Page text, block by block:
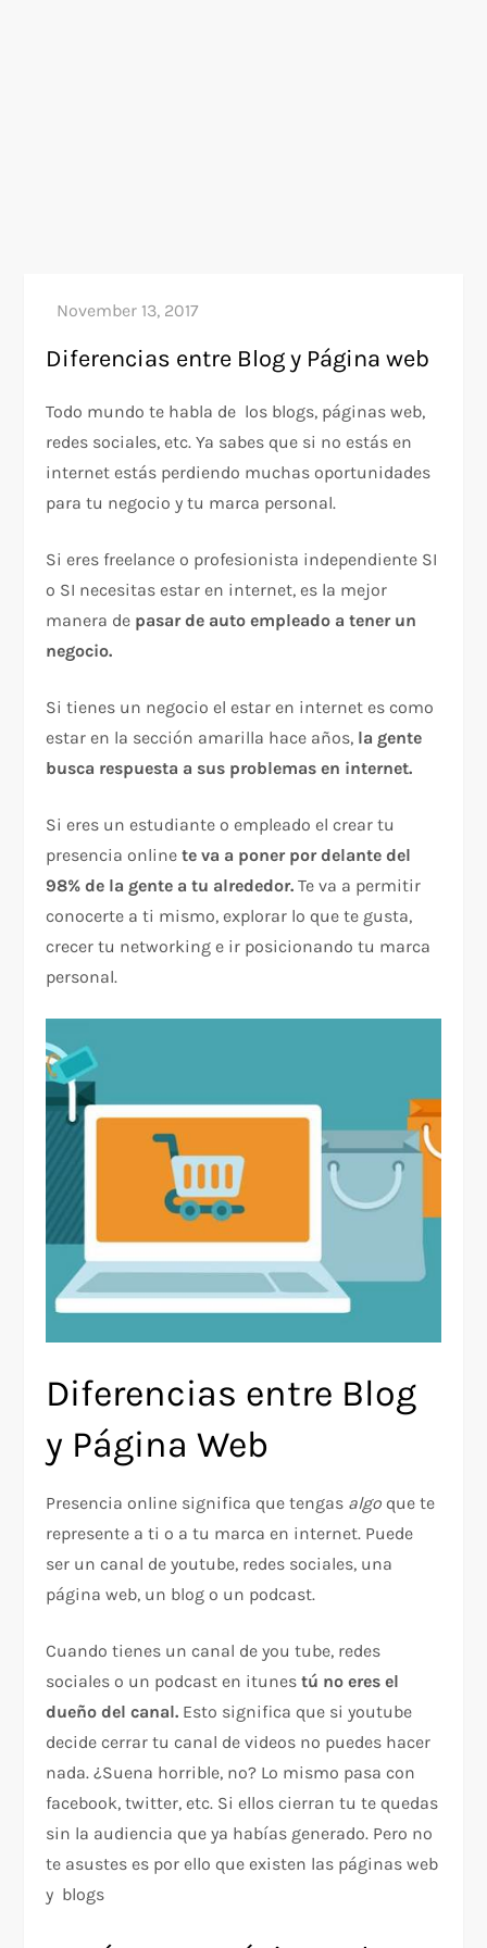
Diferencias entre Blog y Página web
Todo mundo te habla de los blogs, páginas web,
redes sociales, etc. Ya sabes que si no estás en
internet estás perdiendo muchas oportunidades
para tu negocio y tu marca personal.
Si eres freelance o profesionista independiente SI
o SI necesitas estar en internet, es la mejor
manera de pasar de auto empleado a tener un
negocio.
Si tienes un negocio el estar en internet es como
estar en la sección amarilla hace años, la gente
busca respuesta a sus problemas en internet.
Si eres un estudiante o empleado el crear tu
presencia onlinete va a poner por delante del
98% de la gente a tu alrededor. Te va a permitir
conocerte a ti mismo, explorar lo que te gusta,
crecer tu networking e ir posicionando tu marca
personal.
Diferencias entre Blog
y Página Web
Presencia online significa que tengas algo que te
represente a ti o a tu marca en internet. Puede
ser un canal de youtube, redes sociales, una
página web, un blog o un podcast.
Cuando tienes un canal de you tube, redes
sociales o un podcast en itunestú no eres el
dueño del canal. Esto significa que si youtube
decide cerrar tu canal de videos no puedes hacer
nada. ¿Suena horrible, no? Lo mismo pasa con
facebook, twitter, etc. Si ellos cierran tu te quedas
sin la audiencia que ya habías generado. Pero no
te asustes es por ello que existen las páginas web
y blogs